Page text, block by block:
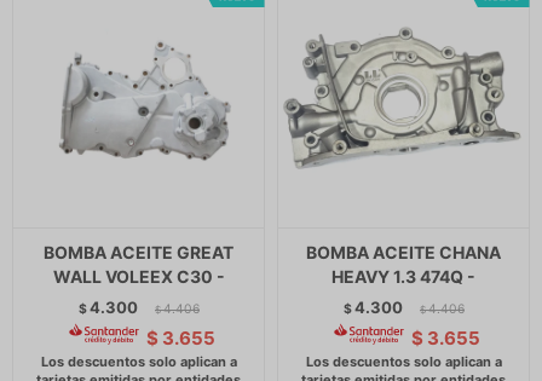
BOMBA ACEITE GREAT
WALL VOLEEX C30 -
$4.300 $ 4.406
$ 3.655
BOMBA ACEITE CHANA
HEAVY 1.3 474Q -
$4.300 $ 4.406
$ 3.655